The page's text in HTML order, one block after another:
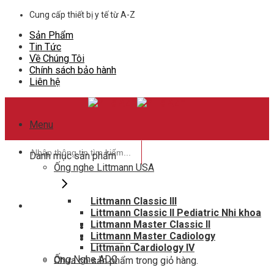
Skip
content
Cung cấp thiết bị y tế từ A-Z
Sản Phẩm
Tin Tức
Về Chúng Tôi
Chính sách bảo hành
Liên hệ
Menu
kiếm:
Hotline hỗ trợ
0948802788
Giỏ hàng0
Chưa có sản phẩm trong giỏ hàng.
Danh mục sản phẩm
Ống nghe Littmann USA
Littmann Classic III
Littmann Classic II Pediatric Nhi khoa
Littmann Master Classic II
Littmann Master Cadiology
Littmann Cardiology IV
Ống Nghe ADC